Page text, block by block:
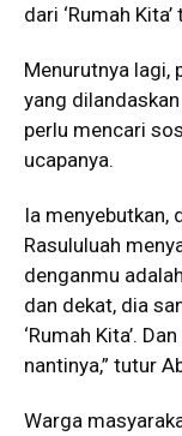
dari ‘Rumah
Menurutnya lagi,
yang
perlu mencari
ucapanya.
Ia menyebutkan,
Rasululuah
denganmu
dan dekat, dia
‘Rumah Kita’.
nantinya,” tutur
Warga